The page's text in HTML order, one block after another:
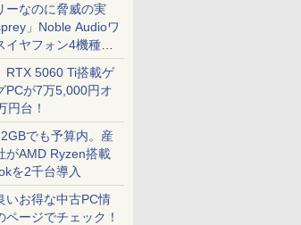
ーなのに脅威の実
」Noble Audioワ
イヤフォン4機種を
く
RTX 5060 Ti搭載ゲ
PCが7万5,000円オ
円台！
でも予算内。産
がAMD Ryzen搭載
を2千台導入
いお得な中古PC情
ページでチェック！